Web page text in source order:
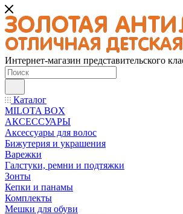
Интернет-магазин представительского
Каталог
MILOTA BOX
АКСЕССУАРЫ
Аксессуары для волос
Бижутерия и украшения
Варежки
Галстуки, ремни и подтяжки
Зонты
Кепки и панамы
Комплекты
Мешки для обуви